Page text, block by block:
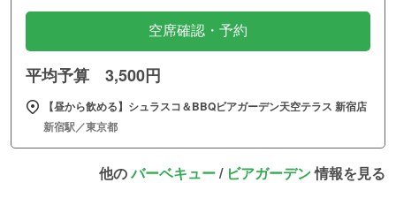
空席確認・予約
平均予算 3,500円
【昼から飲める】シュラスコ＆BBQビアガーデン天空テラス 新宿店
新宿駅／東京都
他のバーベキュー/ ビアガーデン情報を見る